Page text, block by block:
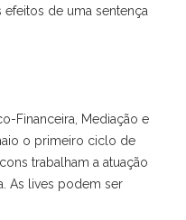
de uma sentença
Financeira, Mediação e
o primeiro ciclo de
trabalham a atuação
As lives podem ser